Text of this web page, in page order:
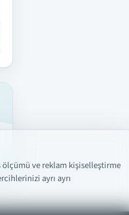
ve reklam kişiselleştirme
ayrı ayrı